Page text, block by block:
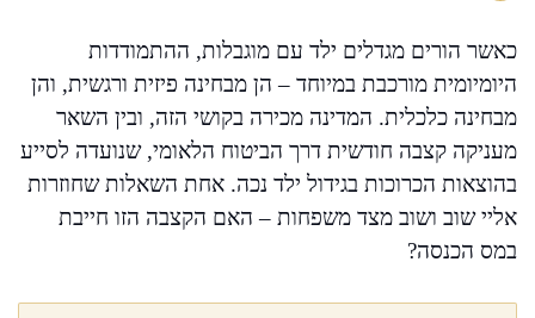
כאשר הורים מגדלים ילד עם מוגבלות, ההתמודדות
היומיומית מורכבת במיוחד – הן מבחינה פיזית ורגשית, והן
מבחינה כלכלית. המדינה מכירה בקושי הזה, ובין השאר
מעניקה קצבה חודשית דרך הביטוח הלאומי, שנועדה לסייע
בהוצאות הכרוכות בגידול ילד נכה. אחת השאלות שחוזרות
אליי שוב ושוב מצד משפחות – האם הקצבה הזו חייבת
במס הכנסה?